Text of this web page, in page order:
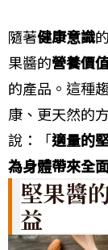
隨著健康意識
果醬的營養價
的產品。這種
康、更天然的
說：「適量的
為身體帶來全
堅果醬
益